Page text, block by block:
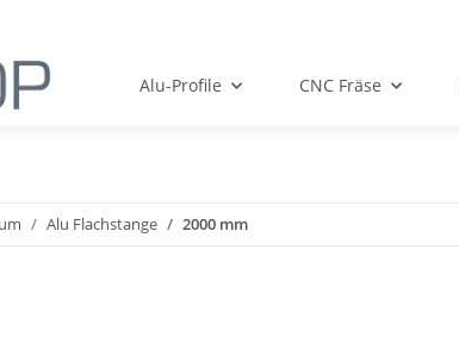
Alu-Profile CNC Fräse
Alu Flachstange 2000 mm